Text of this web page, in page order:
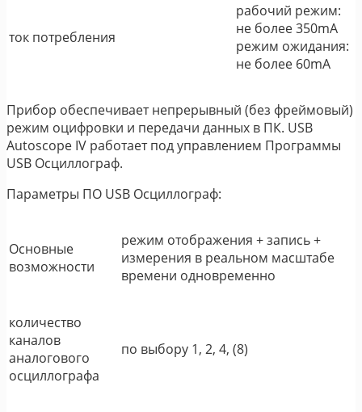
ток потребления
рабочий режим:
не более 350mA
режим ожидания:
не более 60mA
Прибор обеспечивает непрерывный (без фреймовый)
режим оцифровки и передачи данных в ПК. USB
Autoscope IV работает под управлением Программы
USB Осциллограф.
Параметры ПО USB Осциллограф:
Основные
возможности
режим отображения + запись +
измерения в реальном масштабе
времени одновременно
количество
каналов
аналогового
осциллографа
по выбору 1, 2, 4, (8)